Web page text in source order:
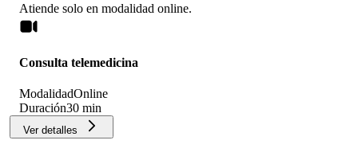
Atiende solo en modalidad online.
Consulta telemedicina
ModalidadOnline
Duración30 min
Ver detalles